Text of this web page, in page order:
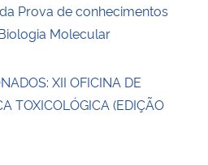
Prova de conhecimentos
Molecular
XII OFICINA DE
TOXICOLÓGICA (EDIÇÃO